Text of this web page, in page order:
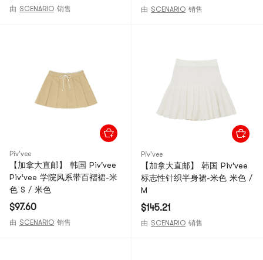
由 SCENARIO 销售 由 SCENARIO 销售
Piv'vee
【加拿大直邮】 韩国 Piv'vee
Piv‘vee 学院风系带百褶裙-米
色 S / 米色
$97.60
由 SCENARIO 销售
Piv'vee
【加拿大直邮】 韩国 Piv'vee
标志性针织半身裙-米色 米色 /
M
$145.21
由 SCENARIO 销售